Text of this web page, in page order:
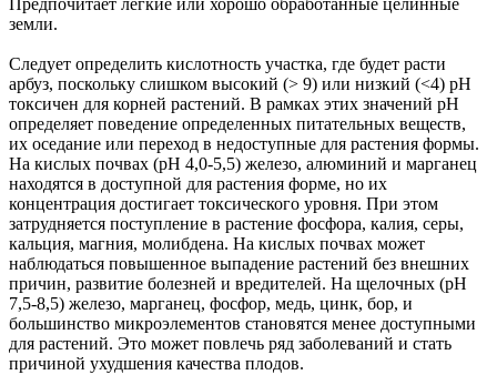
Предпочитает легкие или хорошо обработанные целинные
земли.
Следует определить кислотность участка, где будет расти
арбуз, поскольку слишком высокий (> 9) или низкий (<4) рН
токсичен для корней растений. В рамках этих значений рН
определяет поведение определенных питательных веществ,
их оседание или переход в недоступные для растения формы.
На кислых почвах (pH 4,0-5,5) железо, алюминий и марганец
находятся в доступной для растения форме, но их
концентрация достигает токсического уровня. При этом
затрудняется поступление в растение фосфора, калия, серы,
кальция, магния, молибдена. На кислых почвах может
наблюдаться повышенное выпадение растений без внешних
причин, развитие болезней и вредителей. На щелочных (pH
7,5-8,5) железо, марганец, фосфор, медь, цинк, бор, и
большинство микроэлементов становятся менее доступными
для растений. Это может повлечь ряд заболеваний и стать
причиной ухудшения качества плодов.